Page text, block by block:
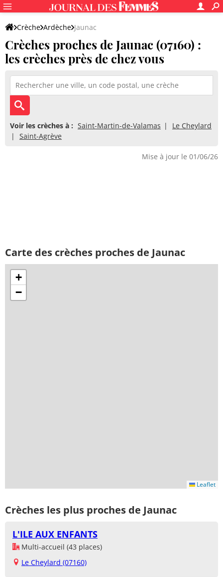
Crèche Ardèche Jaunac
Crèches proches de Jaunac (07160) :
les crèches près de chez vous
Voir les crèches à : Saint-Martin-de-Valamas
Le Cheylard
Saint-Agrève
Mise à jour le 01/06/26
Carte des crèches proches de Jaunac
+
−
Leaflet
Crèches les plus proches de Jaunac
L'ILE AUX ENFANTS
Multi-accueil (43 places)
Le Cheylard (07160)